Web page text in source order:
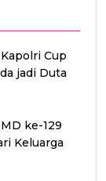
Cup
jadi Duta
ke-129
Keluarga